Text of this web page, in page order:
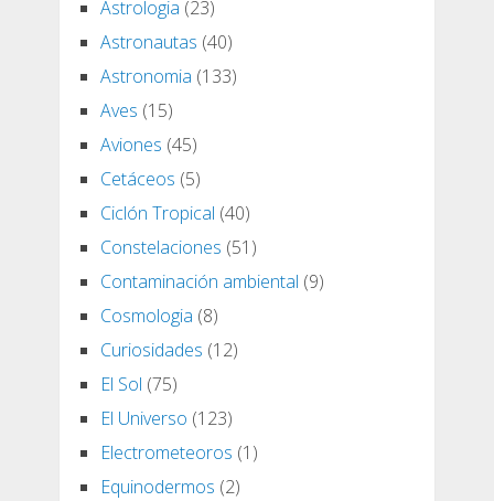
Astrologia (23)
Astronautas (40)
Astronomia (133)
Aves (15)
Aviones (45)
Cetáceos (5)
Ciclón Tropical (40)
Constelaciones (51)
Contaminación ambiental (9)
Cosmologia (8)
Curiosidades (12)
El Sol (75)
El Universo (123)
Electrometeoros (1)
Equinodermos (2)